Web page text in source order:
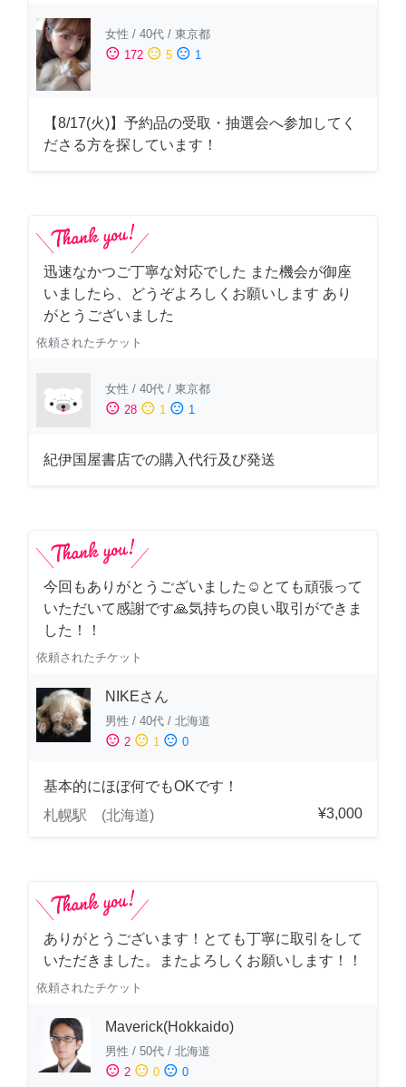
女性 / 40代 / 東京都
sentiment_satisfied 172 sentiment_neutral 5 sentiment_dissatisfied 1
【8/17(火)】予約品の受取・抽選会へ参加してく
ださる方を探しています！
迅速なかつご丁寧な対応でした また機会が御座
いましたら、どうぞよろしくお願いします あり
がとうございました
依頼されたチケット
女性 / 40代 / 東京都
sentiment_satisfied 28 sentiment_neutral 1 sentiment_dissatisfied 1
紀伊国屋書店での購入代行及び発送
今回もありがとうございました☺️とても頑張って
いただいて感謝です🙏気持ちの良い取引ができま
した！！
依頼されたチケット
NIKEさん
男性 / 40代 / 北海道
sentiment_satisfied 2 sentiment_neutral 1 sentiment_dissatisfied 0
基本的にほぼ何でもOKです！
札幌駅 (北海道)
¥3,000
ありがとうございます！とても丁寧に取引をして
いただきました。またよろしくお願いします！！
依頼されたチケット
Maverick(Hokkaido)
男性 / 50代 / 北海道
sentiment_satisfied 2 sentiment_neutral 0 sentiment_dissatisfied 0